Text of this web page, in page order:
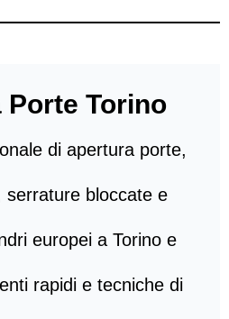
Torino
di apertura porte,
serrature bloccate e
europei a Torino e
rapidi e tecniche di